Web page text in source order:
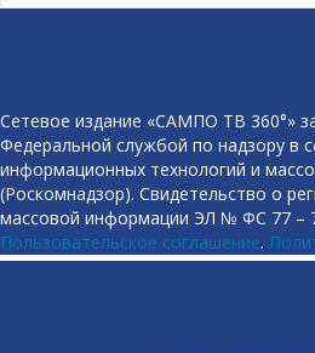
Сетевое издание «САМПО ТВ 360°»
Федеральной службой по надзору в
информационных технологий и
(Роскомнадзор). Свидетельство о
массовой информации ЭЛ № ФС 77 –
Пользовательское соглашение.